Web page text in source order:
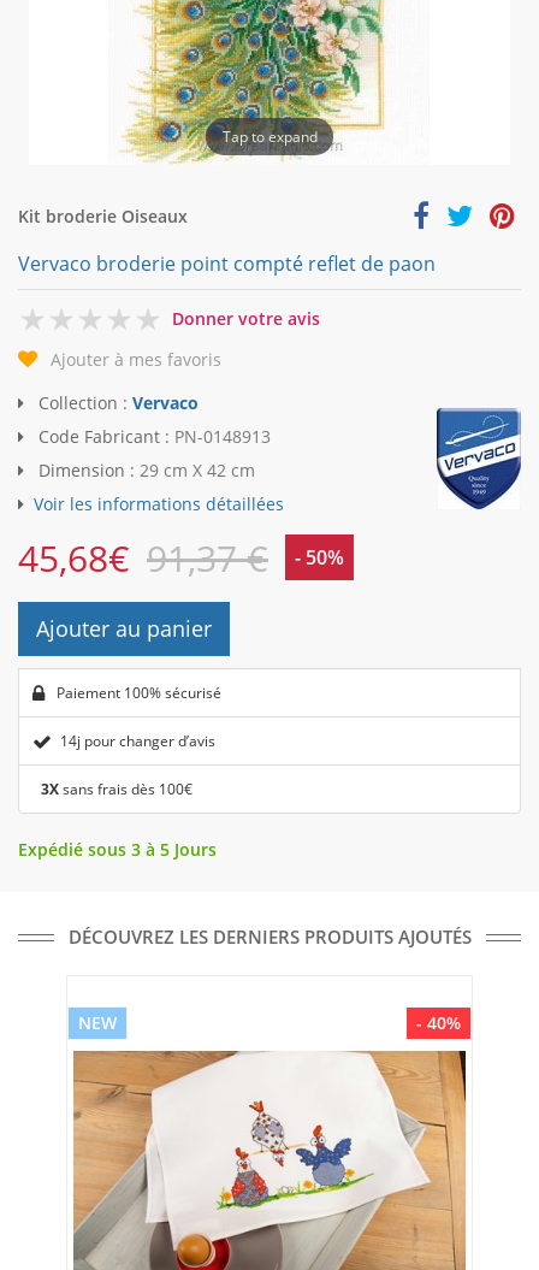
Tap to expand
Kit broderie Oiseaux
Vervaco broderie point compté reflet de paon
0
Donner votre avis
Ajouter à mes favoris
Collection : Vervaco
Code Fabricant : PN-0148913
Dimension : 29 cm X 42 cm
Voir les informations détaillées
45,68€ 91,37 € - 50%
Ajouter au panier
Paiement 100% sécurisé
14j pour changer d’avis
3Xsans frais dès 100€
Expédié sous 3 à 5 Jours
DÉCOUVREZ LES DERNIERS PRODUITS AJOUTÉS
- 40%
NEW